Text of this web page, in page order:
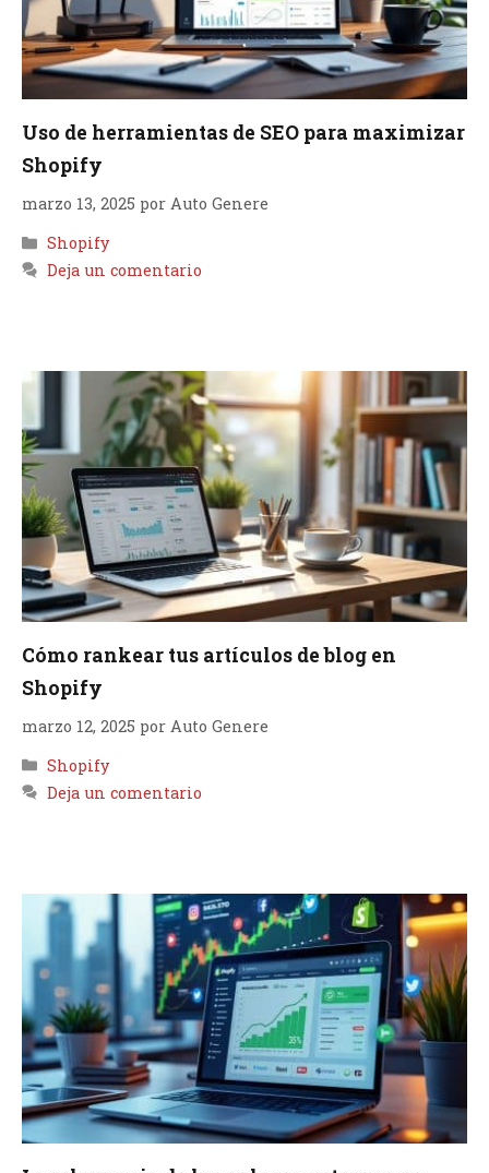
Uso de herramientas de SEO para maximizar
Shopify
marzo 13, 2025 por Auto Genere
Categorías
Shopify
Deja un comentario
Cómo rankear tus artículos de blog en
Shopify
marzo 12, 2025 por Auto Genere
Categorías
Shopify
Deja un comentario